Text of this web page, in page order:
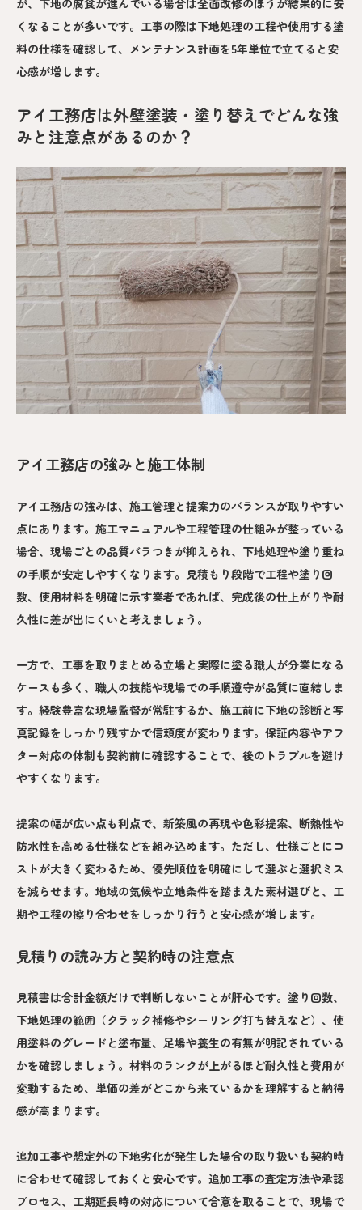
くなることが多いです。工事の際は下地処理の工程や使用する塗
料の仕様を確認して、メンテナンス計画を5年単位で立てると安
心感が増します。
アイ工務店は外壁塗装・塗り替えでどんな強
みと注意点があるのか？
アイ工務店の強みと施工体制
アイ工務店の強みは、施工管理と提案力のバランスが取りやすい
点にあります。施工マニュアルや工程管理の仕組みが整っている
場合、現場ごとの品質バラつきが抑えられ、下地処理や塗り重ね
の手順が安定しやすくなります。見積もり段階で工程や塗り回
数、使用材料を明確に示す業者であれば、完成後の仕上がりや耐
久性に差が出にくいと考えましょう。
一方で、工事を取りまとめる立場と実際に塗る職人が分業になる
ケースも多く、職人の技能や現場での手順遵守が品質に直結しま
す。経験豊富な現場監督が常駐するか、施工前に下地の診断と写
真記録をしっかり残すかで信頼度が変わります。保証内容やアフ
ター対応の体制も契約前に確認することで、後のトラブルを避け
やすくなります。
提案の幅が広い点も利点で、新築風の再現や色彩提案、断熱性や
防水性を高める仕様などを組み込めます。ただし、仕様ごとにコ
ストが大きく変わるため、優先順位を明確にして選ぶと選択ミス
を減らせます。地域の気候や立地条件を踏まえた素材選びと、工
期や工程の擦り合わせをしっかり行うと安心感が増します。
見積りの読み方と契約時の注意点
見積書は合計金額だけで判断しないことが肝心です。塗り回数、
下地処理の範囲（クラック補修やシーリング打ち替えなど）、使
用塗料のグレードと塗布量、足場や養生の有無が明記されている
かを確認しましょう。材料のランクが上がるほど耐久性と費用が
変動するため、単価の差がどこから来ているかを理解すると納得
感が高まります。
追加工事や想定外の下地劣化が発生した場合の取り扱いも契約時
に合わせて確認しておくと安心です。追加工事の査定方法や承認
プロセス、工期延長時の対応について合意を取ることで、現場で